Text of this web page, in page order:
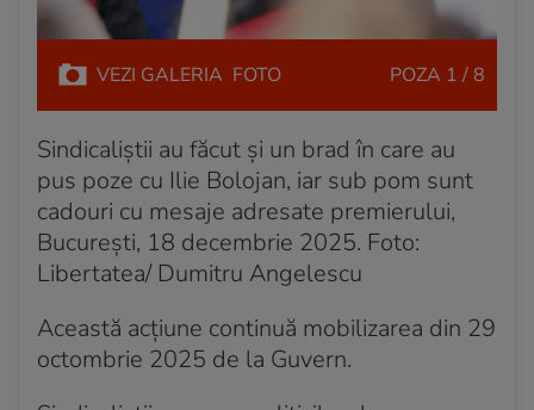
VEZI GALERIA FOTO POZA 1 / 8
Sindicaliștii au făcut și un brad în care au
pus poze cu Ilie Bolojan, iar sub pom sunt
cadouri cu mesaje adresate premierului,
București, 18 decembrie 2025. Foto:
Libertatea/ Dumitru Angelescu
Această acţiune continuă mobilizarea din 29
octombrie 2025 de la Guvern.